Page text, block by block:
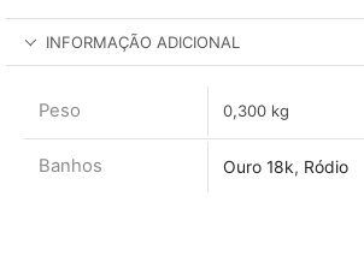
INFORMAÇÃO ADICIONAL
Peso 0,300 kg
Banhos Ouro 18k, Ródio